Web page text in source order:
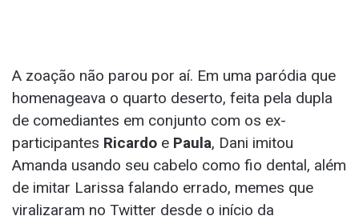
A zoação não parou por aí. Em uma paródia que
homenageava o quarto deserto, feita pela dupla
de comediantes em conjunto com os ex-
participantes Ricardo e Paula, Dani imitou
Amanda usando seu cabelo como fio dental, além
de imitar Larissa falando errado, memes que
viralizaram no Twitter desde o início da